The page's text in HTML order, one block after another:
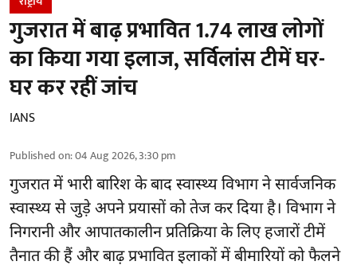
गुजरात में बाढ़ प्रभावित 1.74 लाख लोगों
का किया गया इलाज, सर्विलांस टीमें घर-
घर कर रहीं जांच
IANS
Published on:04 Aug 2026, 3:30 pm
गुजरातमें भारी बारिश के बाद स्वास्थ्य विभाग ने सार्वजनिक
स्वास्थ्य से जुड़े अपने प्रयासों को तेज कर दिया है। विभाग ने
निगरानी और आपातकालीन प्रतिक्रिया के लिए हजारों टीमें
तैनात की हैं और बाढ़ प्रभावित इलाकों में बीमारियों को फैलने